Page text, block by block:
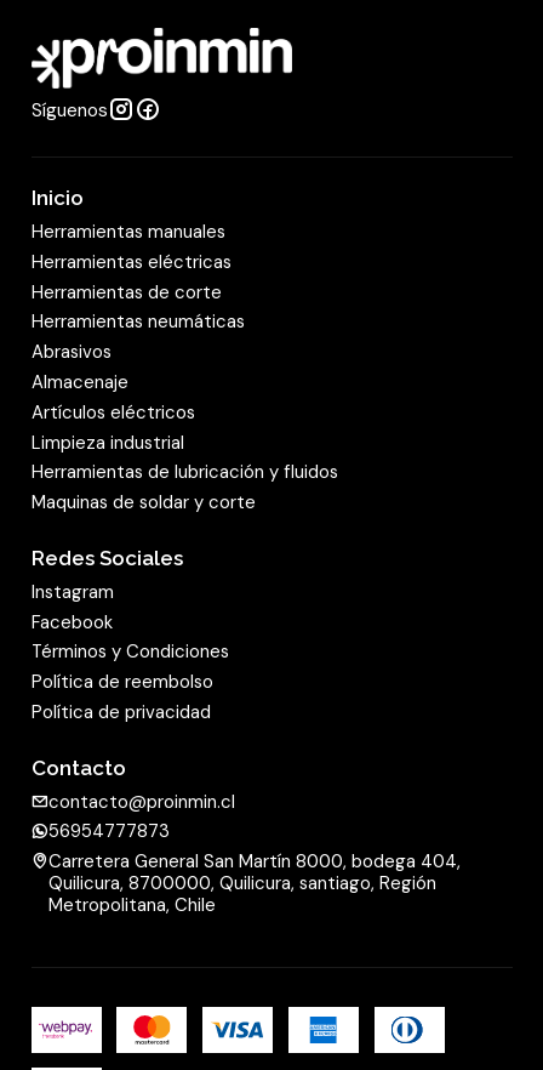
d
Síguenos
Inicio
Herramientas manuales
Herramientas eléctricas
Herramientas de corte
Herramientas neumáticas
Abrasivos
Almacenaje
Artículos eléctricos
Limpieza industrial
Herramientas de lubricación y fluidos
Maquinas de soldar y corte
Redes Sociales
Instagram
Facebook
Términos y Condiciones
Política de reembolso
Política de privacidad
Contacto
contacto@proinmin.cl
56954777873
Carretera General San Martín 8000, bodega 404,
Quilicura, 8700000, Quilicura, santiago, Región
Metropolitana, Chile